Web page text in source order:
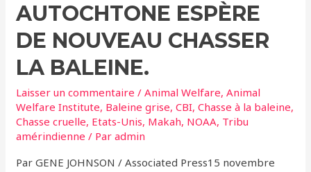
AUTOCHTONE ESPÈRE
DE NOUVEAU CHASSER
LA BALEINE.
Laisser un commentaire /Animal Welfare,Animal
Welfare Institute, Baleine grise,CBI,Chasse à la baleine,
Chasse cruelle, Etats-Unis, Makah, NOAA, Tribu
amérindienne / Paradmin
Par GENE JOHNSON / Associated Press15 novembre